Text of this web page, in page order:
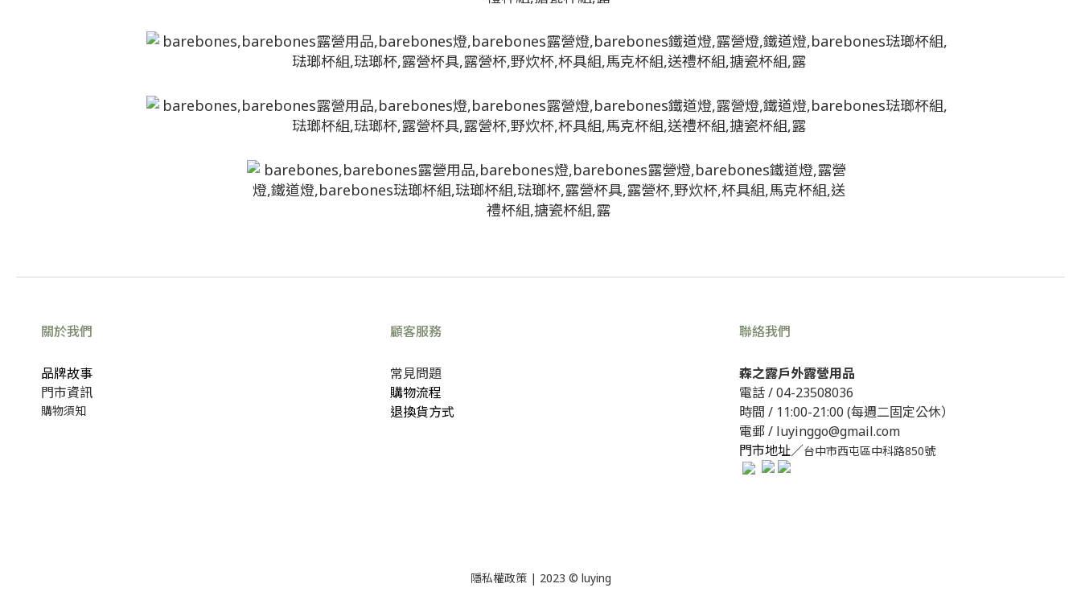
關於我們
品牌故事
門市資訊
購物須知
顧客服務
常見問題
購物流程
退換貨方式
聯絡我們
森之露戶外露營用品
電話 /04-23508036
時間 / 11:00-21:00 (每週二固定公休）
電郵 / luyinggo@gmail.com
門市地址／台中市西屯區中科路850號
隱私權政策| 2023 © luying